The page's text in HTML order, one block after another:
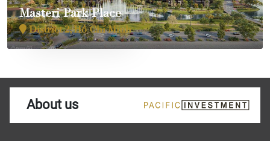
Masteri Park Place
District 2, Hồ Chí Minh
About us